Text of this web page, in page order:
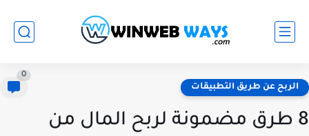
الربح عن طريق التطبيقات
0
8 طرق مضمونة لربح المال من